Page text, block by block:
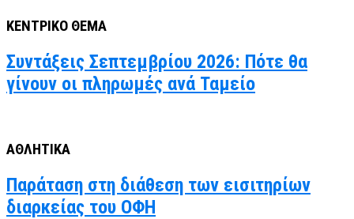
ΚΕΝΤΡΙΚΟ ΘΕΜΑ
Συντάξεις Σεπτεμβρίου 2026: Πότε θα
γίνουν οι πληρωμές ανά Ταμείο
ΑΘΛΗΤΙΚΑ
Παράταση στη διάθεση των εισιτηρίων
διαρκείας του ΟΦΗ